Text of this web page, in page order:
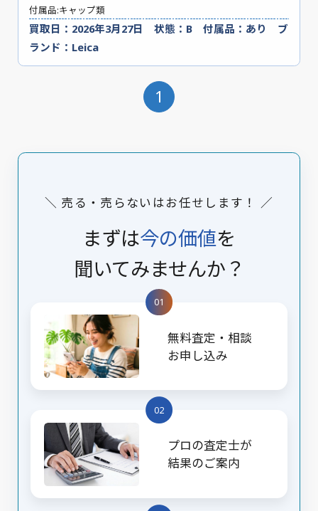
付属品:キャップ類
買取日：2026年3月27日 状態：B 付属品：あり ブ
ランド：Leica
1
＼ 売る・売らないはお任せします！ ／
まずは今の価値を
聞いてみませんか？
01
無料査定・相談
お申し込み
02
プロの査定士が
結果のご案内